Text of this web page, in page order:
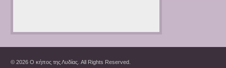
© 2026 Ο κήπος της Λυδίας. All Rights Reserved.